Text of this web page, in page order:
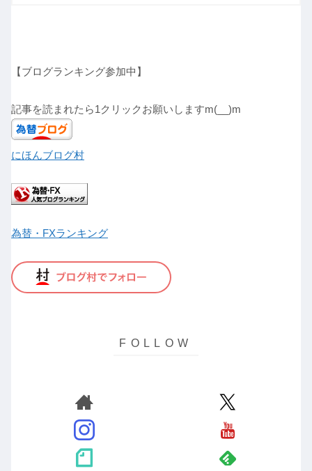
【ブログランキング参加中】
記事を読まれたら1クリックお願いしますm(__)m
にほんブログ村
為替・FXランキング